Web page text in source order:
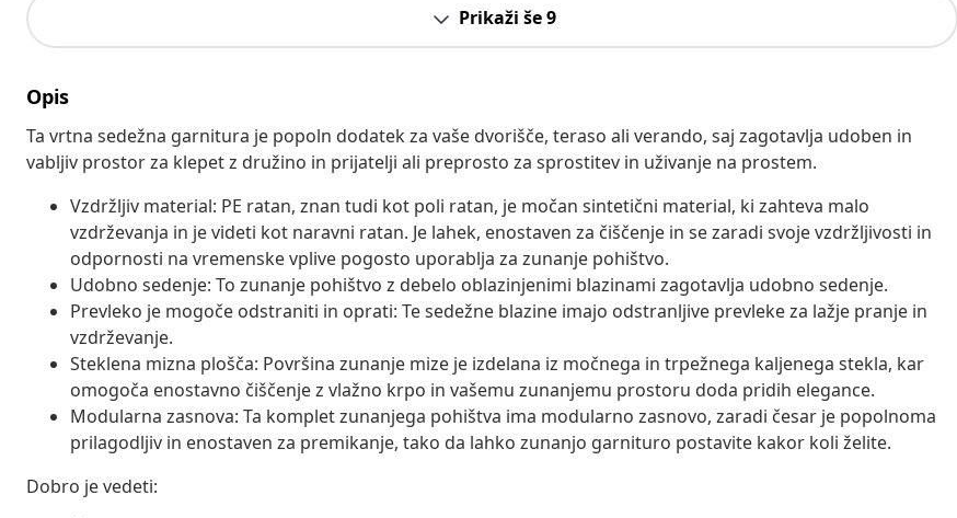
Prikaži še 9
Opis
Ta vrtna sedežna garnitura je popoln dodatek za vaše dvorišče, teraso ali verando, saj zagotavlja udoben in
vabljiv prostor za klepet z družino in prijatelji ali preprosto za sprostitev in uživanje na prostem.
Vzdržljiv material: PE ratan, znan tudi kot poli ratan, je močan sintetični material, ki zahteva malo
vzdrževanja in je videti kot naravni ratan. Je lahek, enostaven za čiščenje in se zaradi svoje vzdržljivosti in
odpornosti na vremenske vplive pogosto uporablja za zunanje pohištvo.
Udobno sedenje: To zunanje pohištvo z debelo oblazinjenimi blazinami zagotavlja udobno sedenje.
Prevleko je mogoče odstraniti in oprati: Te sedežne blazine imajo odstranljive prevleke za lažje pranje in
vzdrževanje.
Steklena mizna plošča: Površina zunanje mize je izdelana iz močnega in trpežnega kaljenega stekla, kar
omogoča enostavno čiščenje z vlažno krpo in vašemu zunanjemu prostoru doda pridih elegance.
Modularna zasnova: Ta komplet zunanjega pohištva ima modularno zasnovo, zaradi česar je popolnoma
prilagodljiv in enostaven za premikanje, tako da lahko zunanjo garnituro postavite kakor koli želite.
Dobro je vedeti: